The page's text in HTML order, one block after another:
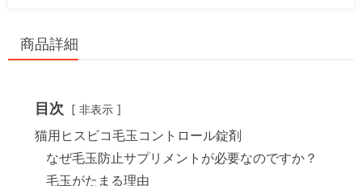
商品詳細
目次 非表示
猫用ヒスビコ毛玉コントロール錠剤
なぜ毛玉防止サプリメントが必要なのですか？
毛玉がたまる理由